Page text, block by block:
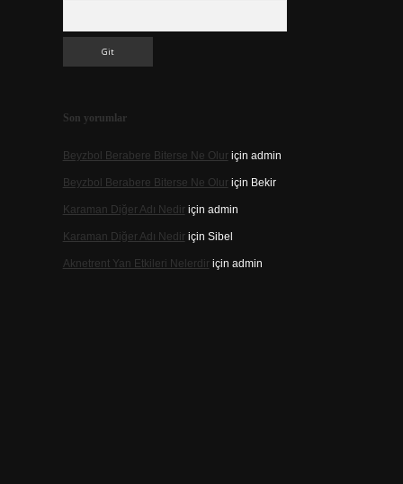
Son yorumlar
Beyzbol Berabere Biterse Ne Oluriçin admin
Beyzbol Berabere Biterse Ne Oluriçin Bekir
Karaman Diğer Adı Nediriçin admin
Karaman Diğer Adı Nediriçin Sibel
Aknetrent Yan Etkileri Nelerdiriçin admin